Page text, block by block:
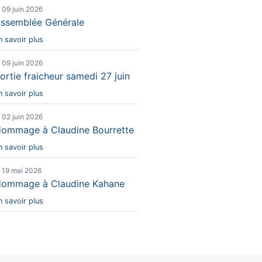
09 juin 2026
Générale
savoir plus
09 juin 2026
fraicheur samedi 27 juin
savoir plus
02 juin 2026
à Claudine Bourrette
savoir plus
19 mai 2026
à Claudine Kahane
savoir plus